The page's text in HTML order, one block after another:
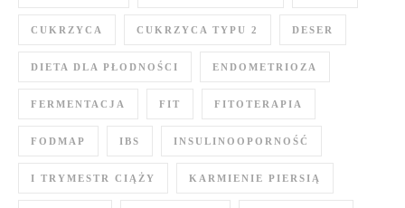
CUKRZYCA CUKRZYCA TYPU 2 DESER
DIETA DLA PŁODNOŚCI ENDOMETRIOZA
FERMENTACJA FIT FITOTERAPIA
FODMAP IBS INSULINOOPORNOŚĆ
I TRYMESTR CIĄŻY KARMIENIE PIERSIĄ